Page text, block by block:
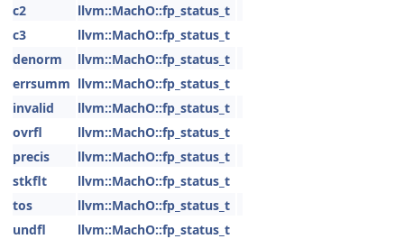
c2
llvm::MachO::fp_status_t
c3
llvm::MachO::fp_status_t
denorm
llvm::MachO::fp_status_t
errsumm llvm::MachO::fp_status_t
invalid
llvm::MachO::fp_status_t
ovrfl
llvm::MachO::fp_status_t
precis
llvm::MachO::fp_status_t
stkflt
llvm::MachO::fp_status_t
tos
llvm::MachO::fp_status_t
undfl
llvm::MachO::fp_status_t